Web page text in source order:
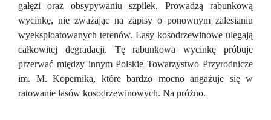
gałęzi oraz obsypywaniu szpilek. Prowadzą rabunkową
wycinkę, nie zważając na zapisy o ponownym zalesianiu
wyeksploatowanych terenów. Lasy kosodrzewinowe ulegają
całkowitej degradacji. Tę rabunkowa wycinkę próbuje
przerwać między innym Polskie Towarzystwo Przyrodnicze
im. M. Kopernika, które bardzo mocno angażuje się w
ratowanie lasów kosodrzewinowych. Na próżno.